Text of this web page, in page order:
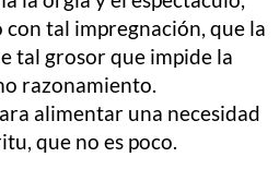
con tal impregnación, que la
tal grosor que impide la
razonamiento.
alimentar una necesidad
que no es poco.